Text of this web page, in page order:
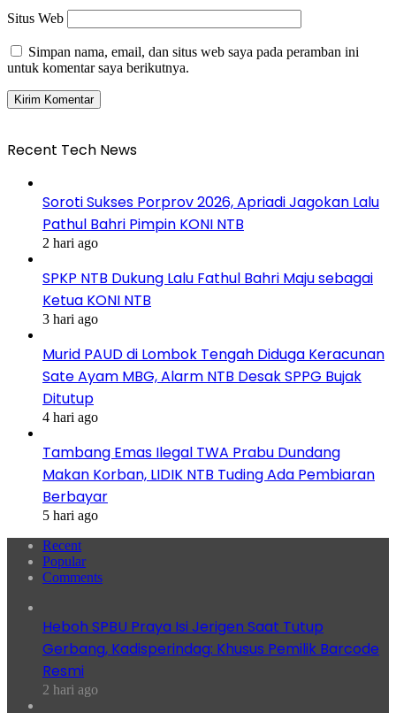
Situs Web
Simpan nama, email, dan situs web saya pada peramban ini
untuk komentar saya berikutnya.
Recent Tech News
Soroti Sukses Porprov 2026, Apriadi Jagokan Lalu
Pathul Bahri Pimpin KONI NTB
2 hari ago
SPKP NTB Dukung Lalu Fathul Bahri Maju sebagai
Ketua KONI NTB
3 hari ago
Murid PAUD di Lombok Tengah Diduga Keracunan
Sate Ayam MBG, Alarm NTB Desak SPPG Bujak
Ditutup
4 hari ago
Tambang Emas Ilegal TWA Prabu Dundang
Makan Korban, LIDIK NTB Tuding Ada Pembiaran
Berbayar
5 hari ago
Recent
Popular
Comments
Heboh SPBU Praya Isi Jerigen Saat Tutup
Gerbang, Kadisperindag: Khusus Pemilik Barcode
Resmi
2 hari ago